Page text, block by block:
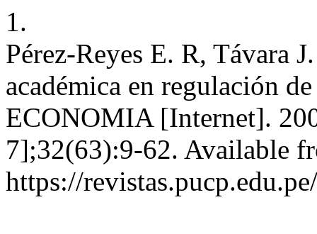
1.
Pérez-Reyes E. R, Távara
académica en regulación
ECONOMIA [Internet].
7];32(63):9-62. Available
https://